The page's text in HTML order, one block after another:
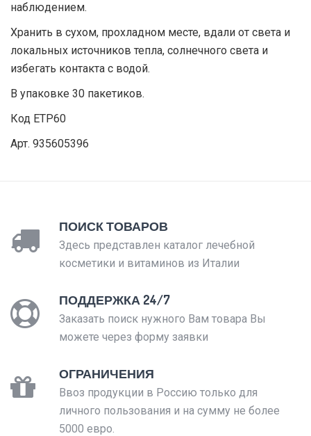
наблюдением.
Хранить в сухом, прохладном месте, вдали от света и
локальных источников тепла, солнечного света и
избегать контакта с водой.
В упаковке 30 пакетиков.
Код ETP60
Арт. 935605396
ПОИСК ТОВАРОВ
Здесь представлен каталог лечебной
косметики и витаминов из Италии
ПОДДЕРЖКА 24/7
Заказать поиск нужного Вам товара Вы
можете через форму заявки
ОГРАНИЧЕНИЯ
Ввоз продукции в Россию только для
личного пользования и на сумму не более
5000 евро.